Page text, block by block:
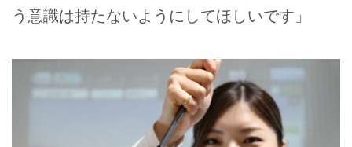
う意識は持たないようにしてほしいです」